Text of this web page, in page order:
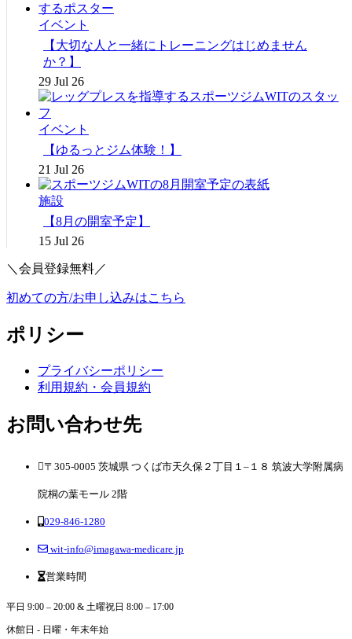
イベント
【大切な人と一緒にトレーニングはじめません
か？】
29 Jul 26
イベント
【ゆるっとジム体験！】
21 Jul 26
施設
【8月の開室予定】
15 Jul 26
＼会員登録無料／
初めての方/お申し込みはこちら
ポリシー
プライバシーポリシー
利用規約・会員規約
お問い合わせ先
〒305-0005 茨城県 つくば市天久保２丁目１–１８ 筑波大学附属病
院桐の葉モール 2階
029-846-1280
wit-info@imagawa-medicare.jp
営業時間
平日 9:00 – 20:00 & 土曜祝日 8:00 – 17:00
休館日 - 日曜・年末年始